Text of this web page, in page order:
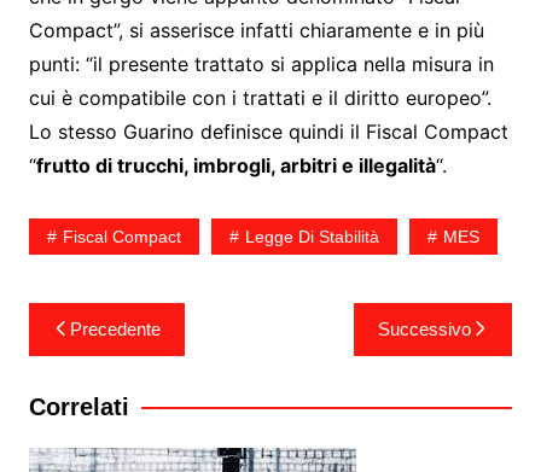
Compact”, si asserisce infatti chiaramente e in più
punti: “il presente trattato si applica nella misura in
cui è compatibile con i trattati e il diritto europeo”.
Lo stesso Guarino definisce quindi il Fiscal Compact
“frutto di trucchi, imbrogli, arbitri e illegalità“.
Fiscal Compact Legge Di Stabilità MES
Navigazione
articoli
Precedente Successivo
Correlati